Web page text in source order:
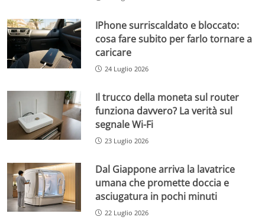
IPhone surriscaldato e bloccato:
cosa fare subito per farlo tornare a
caricare
24 Luglio 2026
Il trucco della moneta sul router
funziona davvero? La verità sul
segnale Wi-Fi
23 Luglio 2026
Dal Giappone arriva la lavatrice
umana che promette doccia e
asciugatura in pochi minuti
22 Luglio 2026